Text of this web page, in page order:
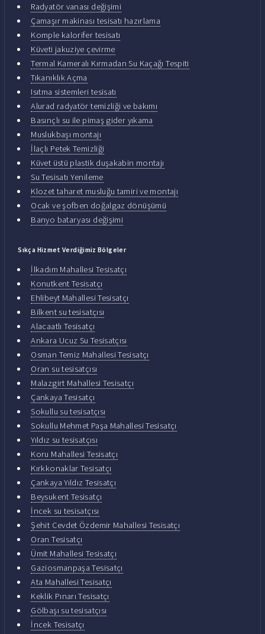
Radyatör vanası değişimi
Çamaşır makinası tesisatı hazırlama
Komple kalorifer tesisatı
Küveti jakuziye çevirme
Termal Kameralı Kırmadan Su Kaçağı Tespiti
Tıkanıklık Açma
Isıtma sistemleri tesisatı
Alurad radyatör temizliği ve bakımı
Basınçlı su ile pimaş gider yıkama
Muslukbaşı montajı
İlaçlı Petek Temizliği
Küvet üstü plastik duşakabin montajı
Su Tesisatı Yenileme
Klozet taharet musluğu tamiri ve montajı
Ocak ve şofben doğalgaz dönüşümü
Banyo bataryası değişimi
Sıkça Hizmet Verdiğimiz Bölgeler
İlkadım Mahallesi Tesisatçı
Konutkent Tesisatçı
Ehlibeyt Mahallesi Tesisatçı
Bilkent su tesisatçısı
Alacaatlı Tesisatçı
Ankara Ucuz Su Tesisatçısı
Osman Temiz Mahallesi Tesisatçı
Oran su tesisatçısı
Malazgirt Mahallesi Tesisatçı
Çankaya Tesisatçı
Sokullu su tesisatçısı
Sokullu Mehmet Paşa Mahallesi Tesisatçı
Yıldız su tesisatçısı
Koru Mahallesi Tesisatçı
Kırkkonaklar Tesisatçı
Çankaya Yıldız Tesisatçı
Beysukent Tesisatçı
İncek su tesisatçısı
Şehit Cevdet Özdemir Mahallesi Tesisatçı
Oran Tesisatçı
Ümit Mahallesi Tesisatçı
Gaziosmanpaşa Tesisatçı
Ata Mahallesi Tesisatçı
Keklik Pınarı Tesisatçı
Gölbaşı su tesisatçısı
İncek Tesisatçı